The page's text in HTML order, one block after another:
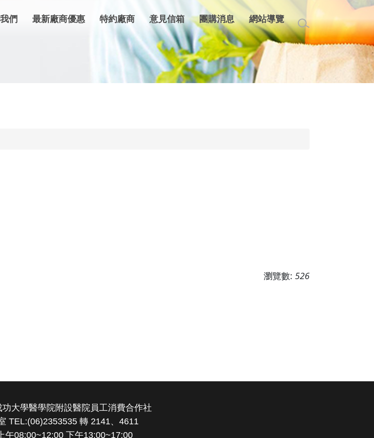
們 最新廠商優惠 特約廠商 意見信箱 團購消息 網站導覽
瀏覽數: 526
大學醫學院附設醫院員工消費合作社
TEL:(06)2353535 轉 2141、4611
午08:00~12:00 下午13:00~17:00